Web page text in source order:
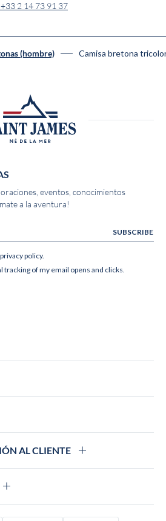
2 14 73 91 37
(hombre) Camisa bretona
eventos, conocimientos
a la aventura!
AL CLIENTE